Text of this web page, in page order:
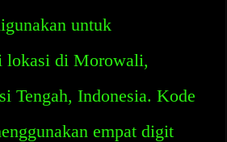
untuk
lokasi di Morowali,
Tengah, Indonesia. Kode
empat digit